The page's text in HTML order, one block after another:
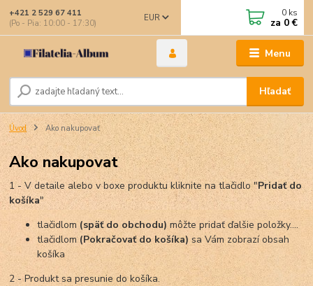
Menu
EUR
Hľadať
+421 2 529 67 411
(Po - Pia: 10:00 - 17:30)
0 ks
za 0 €
Úvod Ako nakupovať
Ako nakupovat
1 - V detaile alebo v boxe produktu kliknite na tlačidlo "Pridať do
košíka"
tlačidlom (späť do obchodu) môžte pridať ďalšie položky....
tlačidlom (Pokračovať do košíka)sa Vám zobrazí obsah
košíka
2 - Produkt sa presunie do košíka.